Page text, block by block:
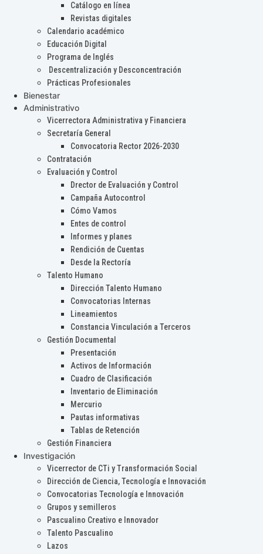
Catálogo en línea
Revistas digitales
Calendario académico
Educación Digital
Programa de Inglés
Descentralización y Desconcentración
Prácticas Profesionales
Bienestar
Administrativo
Vicerrectora Administrativa y Financiera
Secretaría General
Convocatoria Rector 2026-2030
Contratación
Evaluación y Control
Drector de Evaluación y Control
Campaña Autocontrol
Cómo Vamos
Entes de control
Informes y planes
Rendición de Cuentas
Desde la Rectoría
Talento Humano
Dirección Talento Humano
Convocatorias Internas
Lineamientos
Constancia Vinculación a Terceros
Gestión Documental
Presentación
Activos de Información
Cuadro de Clasificación
Inventario de Eliminación
Mercurio
Pautas informativas
Tablas de Retención
Gestión Financiera
Investigación
Vicerrector de CTi y Transformación Social
Dirección de Ciencia, Tecnología e Innovación
Convocatorias Tecnología e Innovación
Grupos y semilleros
Pascualino Creativo e Innovador
Talento Pascualino
Lazos